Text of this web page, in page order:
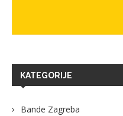
KATEGORIJE
Bande Zagreba